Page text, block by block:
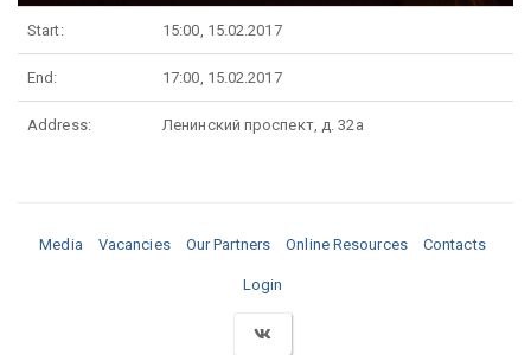
Start: 15:00, 15.02.2017
End: 17:00, 15.02.2017
Address: Ленинский проспект, д. 32а
Media Vacancies Our Partners Online Resources Contacts
Login